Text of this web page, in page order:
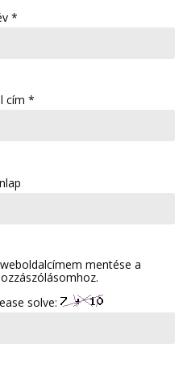
*
cím *
mentése a
solve: